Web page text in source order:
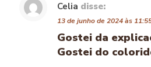
Celia disse:
13 de junho de 2024 às
Gostei da
Gostei do